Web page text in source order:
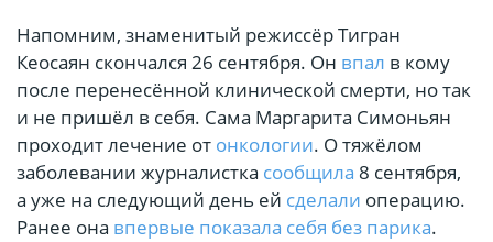
Напомним, знаменитый режиссёр Тигран
Кеосаян скончался 26 сентября. Он впал в кому
после перенесённой клинической смерти, но так
и не пришёл в себя. Сама Маргарита Симоньян
проходит лечение от онкологии. О тяжёлом
заболевании журналистка сообщила 8 сентября,
а уже на следующий день ей сделали операцию.
Ранее она впервые показала себя без парика.